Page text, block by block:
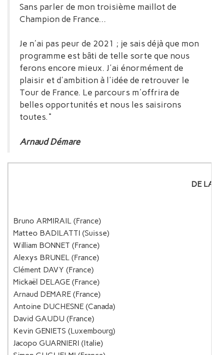
Sans parler de mon troisième maillot de
Champion de France...
Je n'ai pas peur de 2021 ; je sais déjà que mon
programme est bâti de telle sorte que nous
ferons encore mieux. J'ai énormément de
plaisir et d'ambition à l'idée de retrouver le
Tour de France. Le parcours m'offrira de
belles opportunités et nous les saisirons
toutes."
Arnaud Démare
DE LA
Bruno ARMIRAIL (France)
Matteo BADILATTI (Suisse)
William BONNET (France)
Alexys BRUNEL (France)
Clément DAVY (France)
Mickaël DELAGE (France)
Arnaud DEMARE (France)
Antoine DUCHESNE (Canada)
David GAUDU (France)
Kevin GENIETS (Luxembourg)
Jacopo GUARNIERI (Italie)